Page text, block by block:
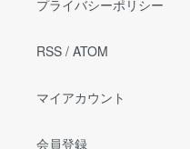
プライバシーポリシー
RSS / ATOM
マイアカウント
会員登録